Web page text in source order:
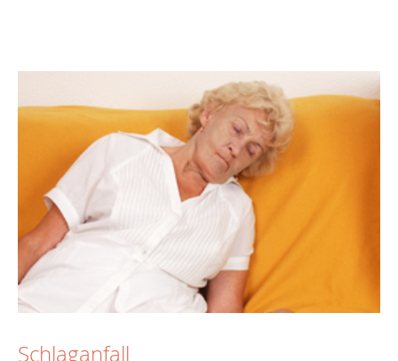
Schlaganfall